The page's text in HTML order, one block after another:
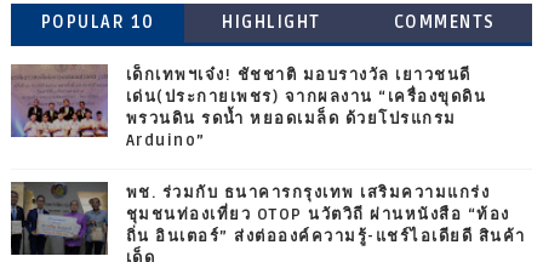
POPULAR 10 HIGHLIGHT COMMENTS
เด็กเทพฯเจ๋ง! ชัชชาติ มอบรางวัล เยาวชนดี
เด่น(ประกายเพชร) จากผลงาน “เครื่องขุดดิน
พรวนดิน รดน้ำ หยอดเมล็ด ด้วยโปรแกรม
Arduino”
พช. ร่วมกับ ธนาคารกรุงเทพ เสริมความแกร่ง
ชุมชนท่องเที่ยว OTOP นวัตวิถี ผ่านหนังสือ “ท้อง
ถิ่น อินเตอร์” ส่งต่อองค์ความรู้-แชร์ไอเดียดี สินค้า